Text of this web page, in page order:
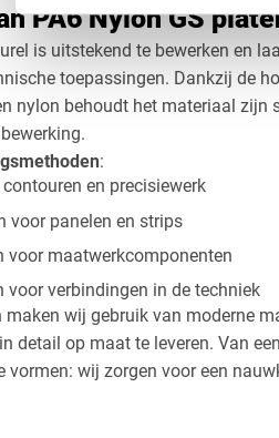
PA6 Nylon GS
is uitstekend te bewerken en
toepassingen. Dankzij de
nylon behoudt het materiaal zijn
:
contouren en precisiewerk
voor panelen en strips
voor maatwerkcomponenten
voor verbindingen in de techniek
wij gebruik van moderne
detail op maat te leveren. Van
vormen: wij zorgen voor een